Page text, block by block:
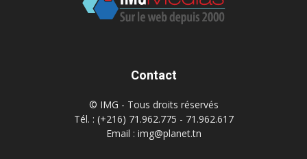
Contact
© IMG - Tous droits réservés
Tél. : (+216) 71.962.775 - 71.962.617
Email : img@planet.tn